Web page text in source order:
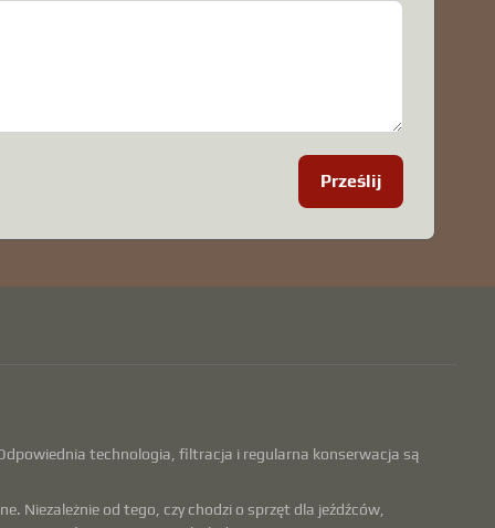
Prześlij
technologia, filtracja i regularna konserwacja są
Niezależnie od tego, czy chodzi o sprzęt dla jeźdźców,